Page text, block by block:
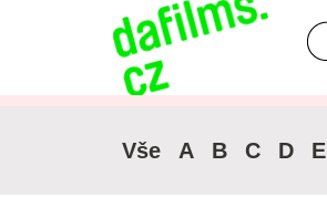
Pokročilé vyhledávání
Vše A B C D E